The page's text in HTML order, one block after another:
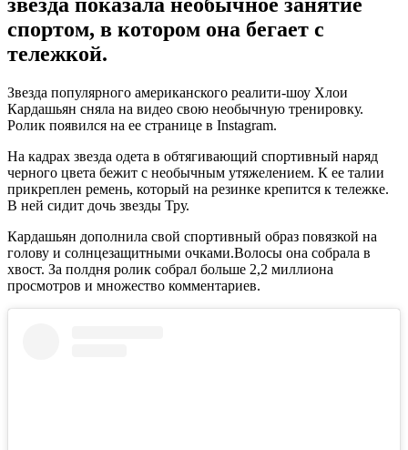
спортом, в котором она бегает с
тележкой.
Звезда популярного американского реалити-шоу Хлои
Кардашьян сняла на видео свою необычную тренировку.
Ролик появился на ее странице в Instagram.
На кадрах звезда одета в обтягивающий спортивный наряд
черного цвета бежит с необычным утяжелением. К ее талии
прикреплен ремень, который на резинке крепится к тележке.
В ней сидит дочь звезды Тру.
Кардашьян дополнила свой спортивный образ повязкой на
голову и солнцезащитными очками.Волосы она собрала в
хвост. За полдня ролик собрал больше 2,2 миллиона
просмотров и множество комментариев.